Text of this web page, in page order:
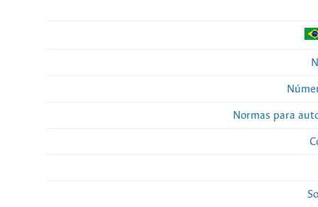
Normas para